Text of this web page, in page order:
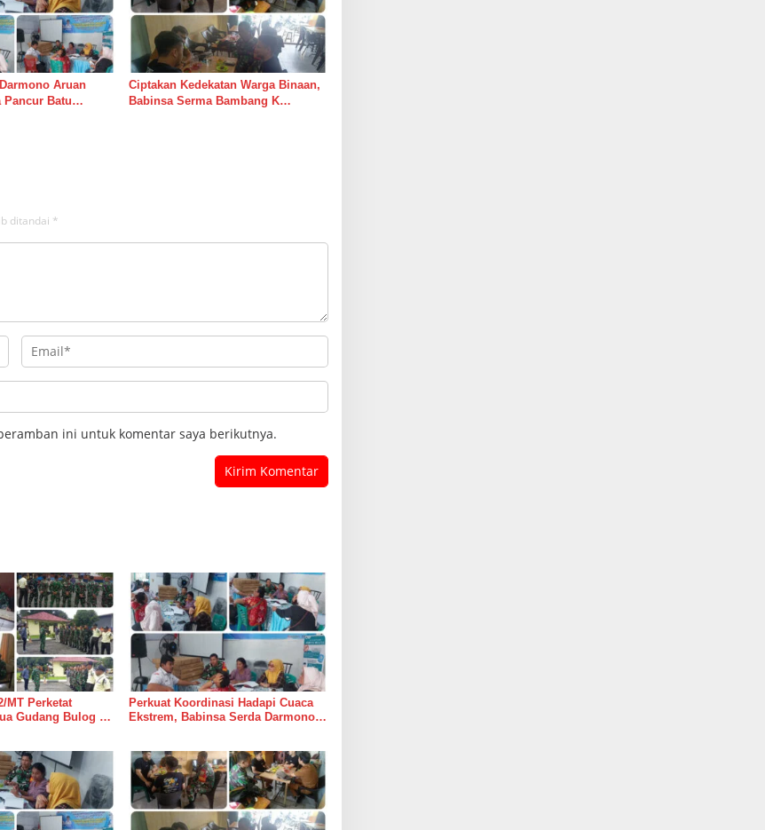
Aruan
Pancur Batu
Ciptakan Kedekatan Warga Binaan,
Babinsa Serma Bambang K
ditandai *
ini untuk komentar saya berikutnya.
MT Perketat
Gudang Bulog di
Perkuat Koordinasi Hadapi Cuaca
Ekstrem, Babinsa Serda Darmono